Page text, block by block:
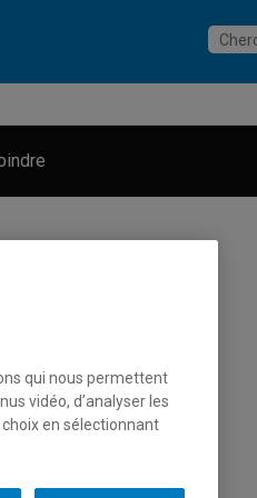
qui nous permettent
vidéo, d’analyser les
en sélectionnant